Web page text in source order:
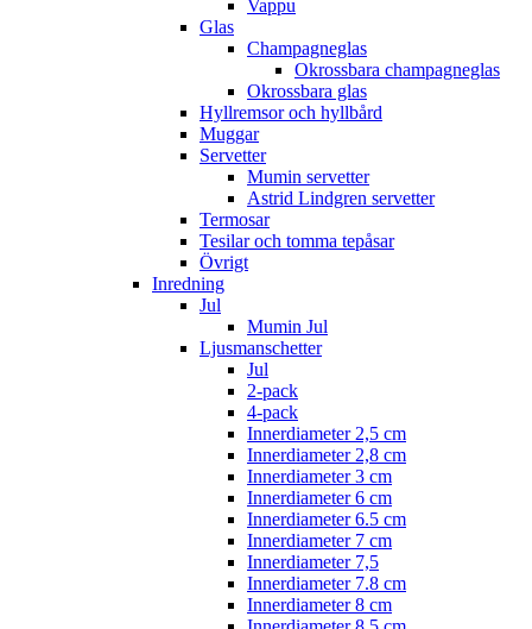
Vappu
Glas
Champagneglas
Okrossbara champagneglas
Okrossbara glas
Hyllremsor och hyllbård
Muggar
Servetter
Mumin servetter
Astrid Lindgren servetter
Termosar
Tesilar och tomma tepåsar
Övrigt
Inredning
Jul
Mumin Jul
Ljusmanschetter
Jul
2-pack
4-pack
Innerdiameter 2,5 cm
Innerdiameter 2,8 cm
Innerdiameter 3 cm
Innerdiameter 6 cm
Innerdiameter 6.5 cm
Innerdiameter 7 cm
Innerdiameter 7,5
Innerdiameter 7.8 cm
Innerdiameter 8 cm